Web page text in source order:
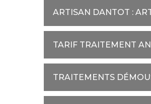
ARTISAN DANTOT :
TARIF TRAITEMENT
TRAITEMENTS